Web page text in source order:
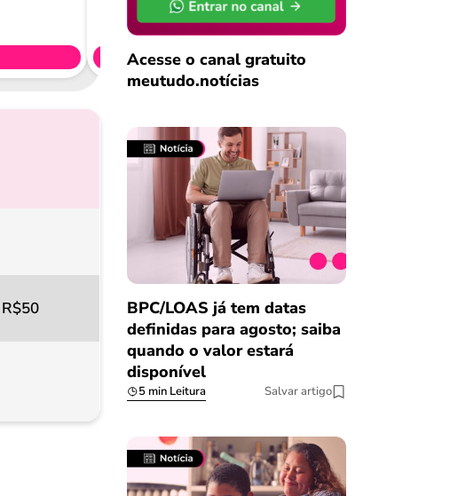
Acesse o canal gratuito
meutudo.notícias
BPC/LOAS já tem datas
definidas para agosto; saiba
quando o valor estará
disponível
5 min Leitura Salvar artigo